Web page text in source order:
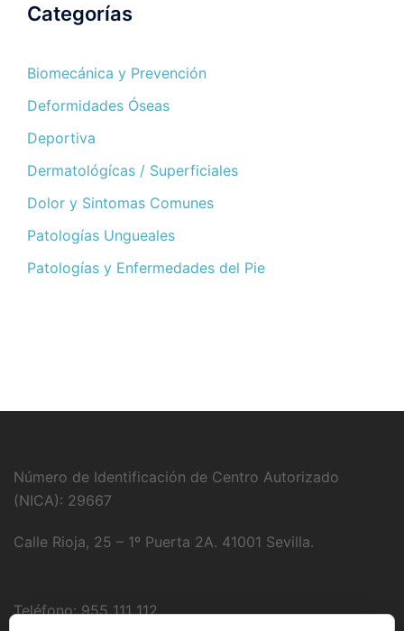
Categorías
Biomecánica y Prevención
Deformidades Óseas
Deportiva
Dermatológícas / Superficiales
Dolor y Sintomas Comunes
Patologías Ungueales
Patologías y Enfermedades del Pie
Número de Identificación de Centro Autorizado
(NICA): 29667
Calle Rioja, 25 – 1º Puerta 2A. 41001 Sevilla.
Teléfono: 955 111 112